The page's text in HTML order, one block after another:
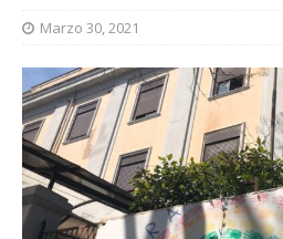
Marzo 30, 2021